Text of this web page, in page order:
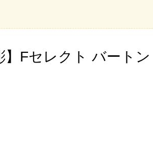
】Fセレクト バート